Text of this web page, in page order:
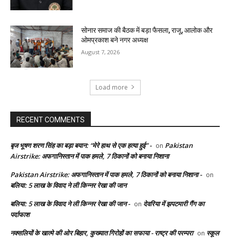
सोनार समाज की बैठक में बड़ा फैसला, राजू, आलोक और
ओमप्रकाश बने नगर अध्यक्ष
August 7, 2026
Load more
RECENT COMMENTS
बृज भूषण शरण सिंह का बड़ा बयान: “मेरे हाथ से एक हत्या हुई” - on Pakistan
Airstrike: अफगानिस्तान में पाक हमले, 7 ठिकानों को बनाया निशाना
Pakistan Airstrike: अफगानिस्तान में पाक हमले, 7 ठिकानों को बनाया निशाना - on
बलिया: 5 लाख के विवाद ने ली किन्नर रेखा की जान
बलिया: 5 लाख के विवाद ने ली किन्नर रेखा की जान - on देवरिया में झपटमारी गैंग का
पर्दाफाश
नक्सलियों के खात्मे की ओर बिहार, कुख्यात गिरोहों का सफाया - राष्ट्र की परम्परा on स्कूल